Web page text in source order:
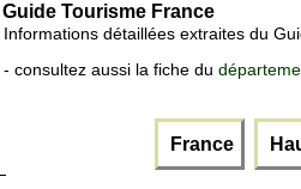
Guide Tourisme France
Informations détaillées extraites du
- consultez aussi la fiche du
France